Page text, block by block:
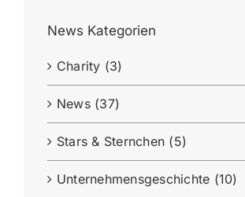
News Kategorien
Charity (3)
News (37)
Stars & Sternchen (5)
Unternehmensgeschichte (10)